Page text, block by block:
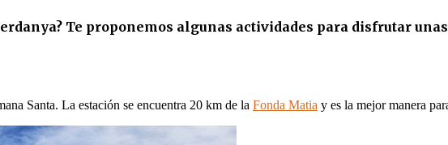
Te proponemos algunas actividades para disfrutar
Santa. La estación se encuentra 20 km de la Fonda Matia y es la mejor manera